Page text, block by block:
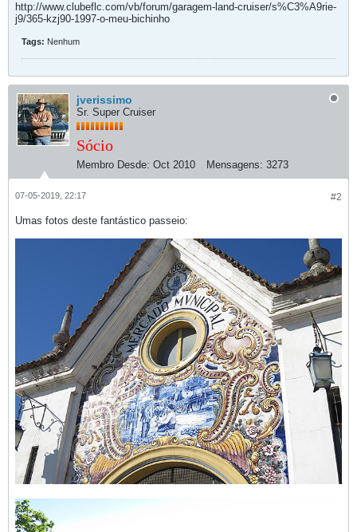
http://www.clubeflc.com/vb/forum/garagem-land-cruiser/s%C3%A9rie-
j9/365-kzj90-1997-o-meu-bichinho
Tags: Nenhum
jverissimo
Sr. Super Cruiser
Sócio
Membro Desde: Oct 2010 Mensagens: 3273
#2
07-05-2019, 22:17
Umas fotos deste fantástico passeio: